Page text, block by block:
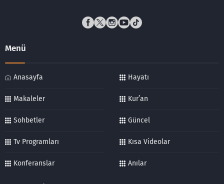
Menü
Anasayfa Hayatı
Makaleler Kur’an
Sohbetler Güncel
Tv Programları Kısa Videolar
Konferanslar Anılar